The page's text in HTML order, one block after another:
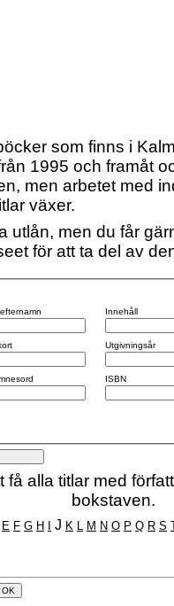
som finns i
1995 och framåt
men arbetet med
växer.
utlån, men du får
för att ta del av
Innehåll
Utgivningsår
ISBN
få alla titlar med
bokstaven.
E F G H I J K L M N O P Q R S